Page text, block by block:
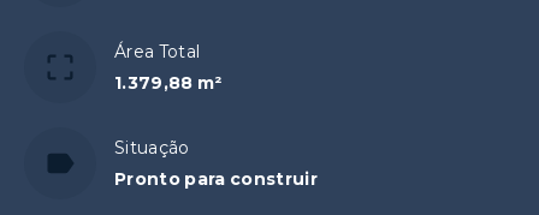
Área Total
1.379,88 m²
Situação
Pronto para construir